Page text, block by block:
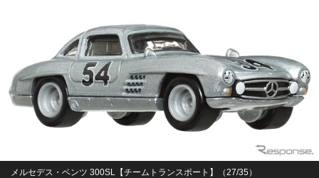
メルセデス・ベンツ 300SL【チームトランスポート】（27/35）